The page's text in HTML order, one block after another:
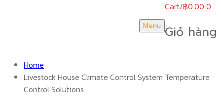
Menu
Cart/฿0.00 0
Giỏ hàng
Home
Livestock House Climate Control System Temperature
Control Solutions